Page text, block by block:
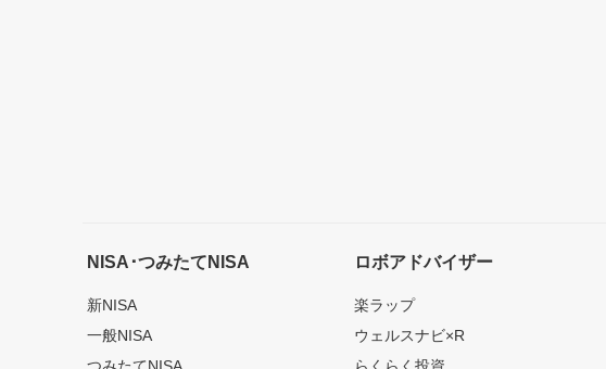
NISA･つみたてNISA
新NISA
一般NISA
つみたてNISA
ロボアドバイザー
楽ラップ
ウェルスナビ×R
らくらく投資